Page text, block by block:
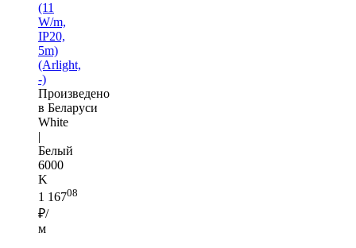
(11
W/m,
IP20,
5m)
(Arlight,
-)
Произведено
в Беларуси
White
|
Белый
6000
K
1 16708
₽/
м